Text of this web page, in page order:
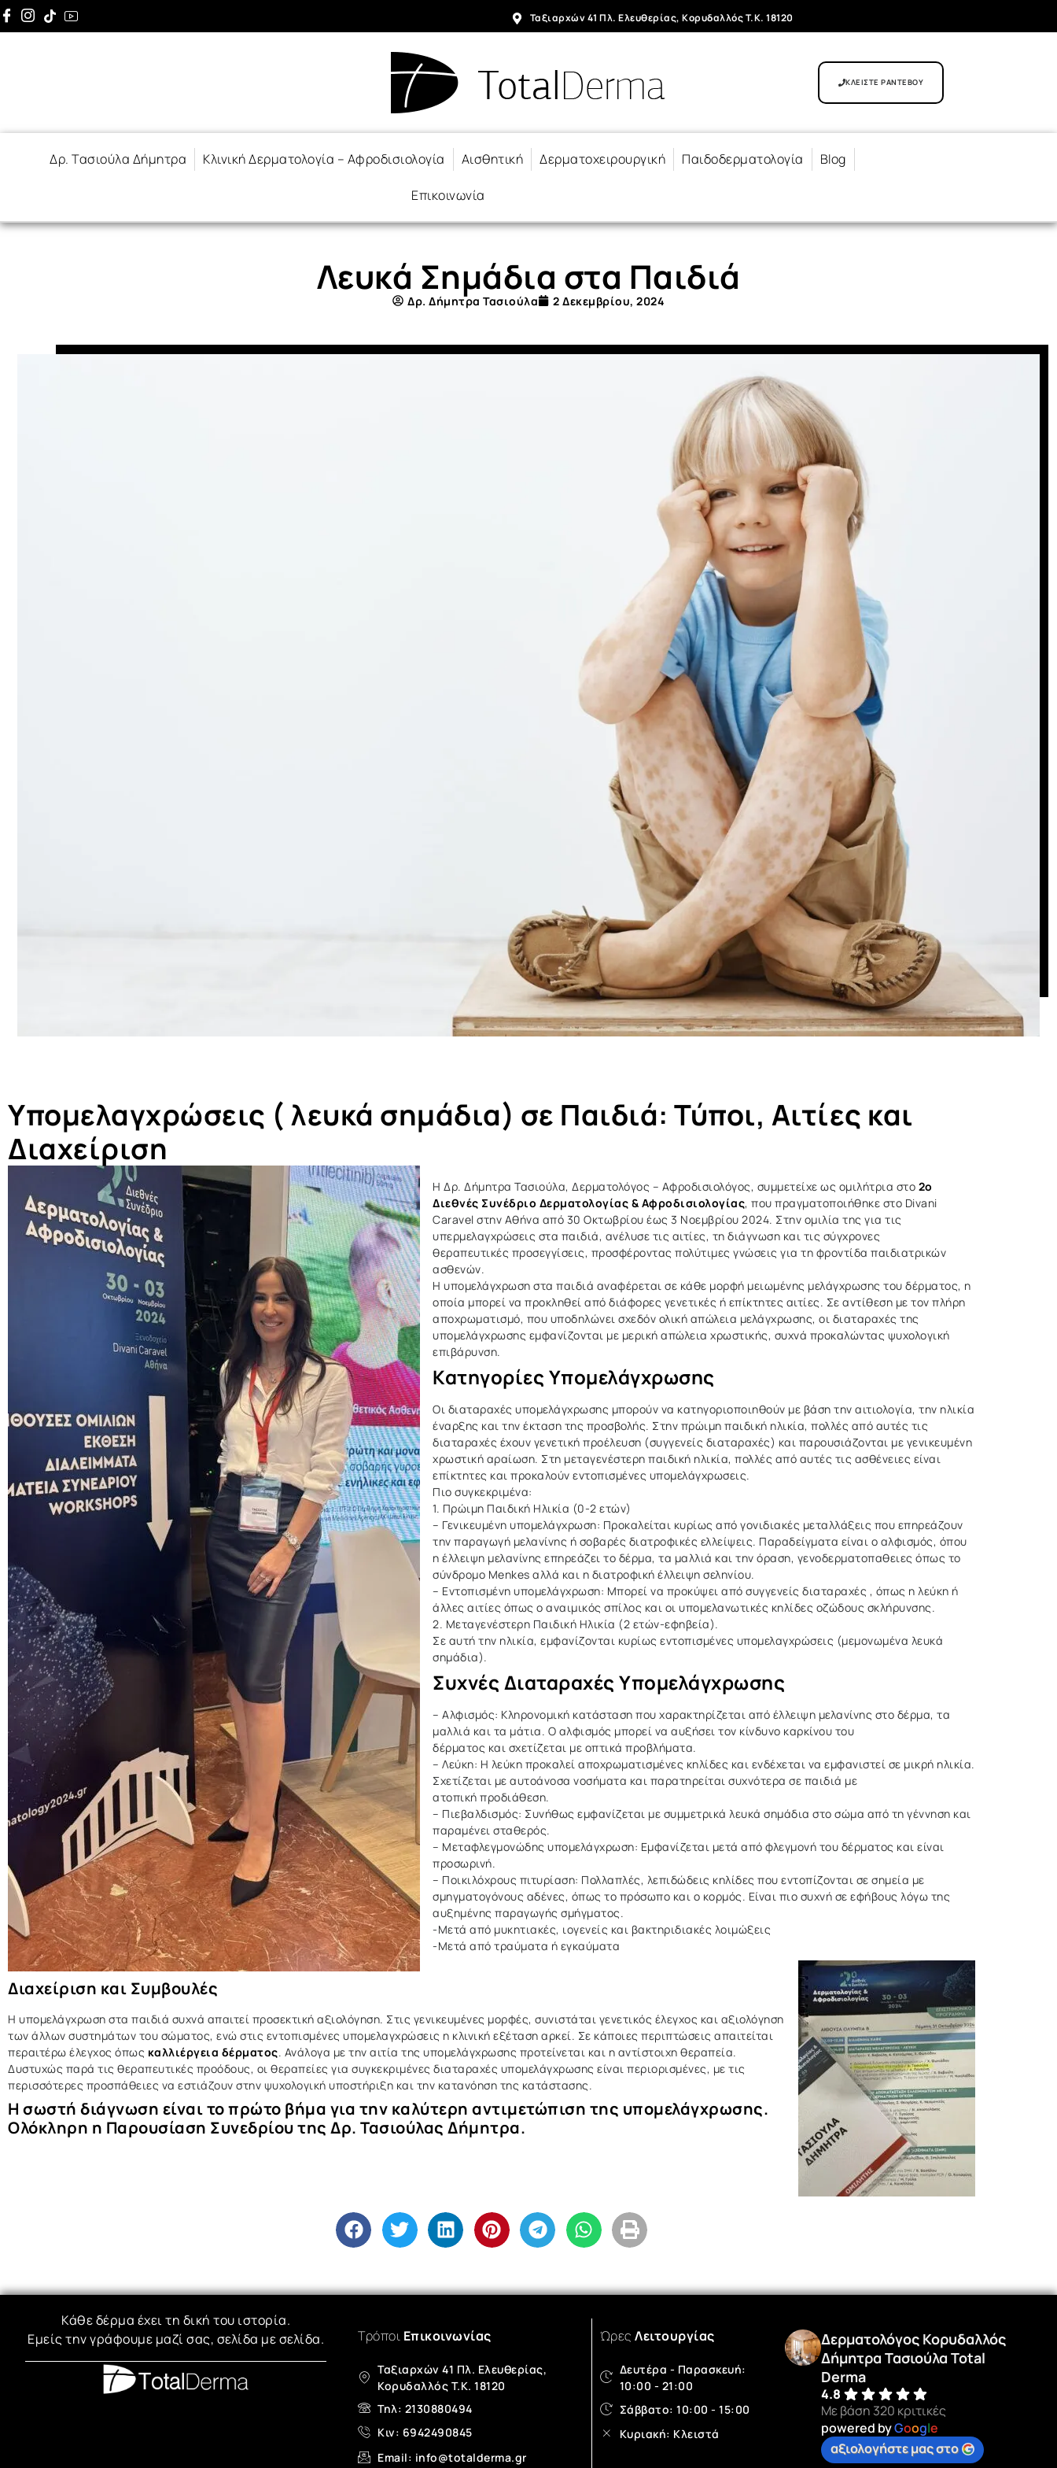
περιεχόμενο
Ταξιαρχών 41 Πλ. Ελευθερίας, Κορυδαλλός T.K. 18120
ΚΛΕΙΣΤΕ ΡΑΝΤΕΒΟΥ
Δρ. Τασιούλα Δήμητρα Κλινική Δερματολογία – Αφροδισιολογία Αισθητική Δερματοχειρουργική Παιδοδερματολογία Blog
Επικοινωνία
Λευκά Σημάδια στα Παιδιά
Δρ. Δήμητρα Τασιούλα 2 Δεκεμβρίου, 2024
Υπομελαγχρώσεις ( λευκά σημάδια) σε Παιδιά: Τύποι, Αιτίες και
Διαχείριση
Η Δρ. Δήμητρα Τασιούλα, Δερματολόγος – Αφροδισιολόγος, συμμετείχε ως ομιλήτρια στο 2ο
Διεθνές Συνέδριο Δερματολογίας & Αφροδισιολογίας, που πραγματοποιήθηκε στο Divani
Caravel στην Αθήνα από 30 Οκτωβρίου έως 3 Νοεμβρίου 2024. Στην ομιλία της για τις
υπερμελαγχρώσεις στα παιδιά, ανέλυσε τις αιτίες, τη διάγνωση και τις σύγχρονες
θεραπευτικές προσεγγίσεις, προσφέροντας πολύτιμες γνώσεις για τη φροντίδα παιδιατρικών
ασθενών.
Η υπομελάγχρωση στα παιδιά αναφέρεται σε κάθε μορφή μειωμένης μελάγχρωσης του δέρματος, η
οποία μπορεί να προκληθεί από διάφορες γενετικές ή επίκτητες αιτίες. Σε αντίθεση με τον πλήρη
αποχρωματισμό, που υποδηλώνει σχεδόν ολική απώλεια μελάγχρωσης, οι διαταραχές της
υπομελάγχρωσης εμφανίζονται με μερική απώλεια χρωστικής, συχνά προκαλώντας ψυχολογική
επιβάρυνση.
Κατηγορίες Υπομελάγχρωσης
Οι διαταραχές υπομελάγχρωσης μπορούν να κατηγοριοποιηθούν με βάση την αιτιολογία, την ηλικία
έναρξης και την έκταση της προσβολής. Στην πρώιμη παιδική ηλικία, πολλές από αυτές τις
διαταραχές έχουν γενετική προέλευση (συγγενείς διαταραχές) και παρουσιάζονται με γενικευμένη
χρωστική αραίωση. Στη μεταγενέστερη παιδική ηλικία, πολλές από αυτές τις ασθένειες είναι
επίκτητες και προκαλούν εντοπισμένες υπομελάγχρωσεις.
Πιο συγκεκριμένα:
1. Πρώιμη Παιδική Ηλικία (0-2 ετών)
– Γενικευμένη υπομελάγχρωση: Προκαλείται κυρίως από γονιδιακές μεταλλάξεις που επηρεάζουν
την παραγωγή μελανίνης ή σοβαρές διατροφικές ελλείψεις. Παραδείγματα είναι ο αλφισμός, όπου
η έλλειψη μελανίνης επηρεάζει το δέρμα, τα μαλλιά και την όραση, γενοδερματοπαθειες όπως το
σύνδρομο Menkes αλλά και η διατροφική έλλειψη σεληνίου.
– Εντοπισμένη υπομελάγχρωση: Μπορεί να προκύψει από συγγενείς διαταραχές , όπως η λεύκη ή
άλλες αιτίες όπως ο αναιμικός σπίλος και οι υπομελανωτικές κηλίδες οζώδους σκλήρυνσης.
2. Μεταγενέστερη Παιδική Ηλικία (2 ετών-εφηβεία).
Σε αυτή την ηλικία, εμφανίζονται κυρίως εντοπισμένες υπομελαγχρώσεις (μεμονωμένα λευκά
σημάδια).
Συχνές Διαταραχές Υπομελάγχρωσης
– Αλφισμός: Κληρονομική κατάσταση που χαρακτηρίζεται από έλλειψη μελανίνης στο δέρμα, τα
μαλλιά και τα μάτια. Ο αλφισμός μπορεί να αυξήσει τον κίνδυνο καρκίνου του
δέρματος και σχετίζεται με οπτικά προβλήματα.
– Λεύκη: Η λεύκη προκαλεί αποχρωματισμένες κηλίδες και ενδέχεται να εμφανιστεί σε μικρή ηλικία.
Σχετίζεται με αυτοάνοσα νοσήματα και παρατηρείται συχνότερα σε παιδιά με
ατοπική προδιάθεση.
– Πιεβαλδισμός: Συνήθως εμφανίζεται με συμμετρικά λευκά σημάδια στο σώμα από τη γέννηση και
παραμένει σταθερός.
– Μεταφλεγμονώδης υπομελάγχρωση: Εμφανίζεται μετά από φλεγμονή του δέρματος και είναι
προσωρινή.
– Ποικιλόχρους πιτυρίαση: Πολλαπλές, λεπιδώδεις κηλίδες που εντοπίζονται σε σημεία με
σμηγματογόνους αδένες, όπως το πρόσωπο και ο κορμός. Είναι πιο συχνή σε εφήβους λόγω της
αυξημένης παραγωγής σμήγματος.
-Μετά από μυκητιακές, ιογενείς και βακτηριδιακές λοιμώξεις
-Μετά από τραύματα ή εγκαύματα
Διαχείριση και Συμβουλές
Η υπομελάγχρωση στα παιδιά συχνά απαιτεί προσεκτική αξιολόγηση. Στις γενικευμένες μορφές, συνιστάται γενετικός έλεγχος και αξιολόγηση
των άλλων συστημάτων του σώματος, ενώ στις εντοπισμένες υπομελαγχρώσεις η κλινική εξέταση αρκεί. Σε κάποιες περιπτώσεις απαιτείται
περαιτέρω έλεγχος όπως καλλιέργεια δέρματος. Ανάλογα με την αιτία της υπομελάγχρωσης προτείνεται και η αντίστοιχη θεραπεία.
Δυστυχώς παρά τις θεραπευτικές προόδους, οι θεραπείες για συγκεκριμένες διαταραχές υπομελάγχρωσης είναι περιορισμένες, με τις
περισσότερες προσπάθειες να εστιάζουν στην ψυχολογική υποστήριξη και την κατανόηση της κατάστασης.
Η σωστή διάγνωση είναι το πρώτο βήμα για την καλύτερη αντιμετώπιση της υπομελάγχρωσης.
Ολόκληρη η Παρουσίαση Συνεδρίουτης Δρ. Τασιούλας Δήμητρα.
Κάθε δέρμα έχει τη δική του ιστορία.
Εμείς την γράφουμε μαζί σας, σελίδα με σελίδα.
Τρόποι Επικοινωνίας
Ταξιαρχών 41 Πλ. Ελευθερίας,
Κορυδαλλός T.K. 18120
Τηλ: 2130880494
Κιν: 6942490845
Email: info@totalderma.gr
ΏρεςΛειτουργίας
Δευτέρα - Παρασκευή:
10:00 - 21:00
Σάββατο: 10:00 - 15:00
Κυριακή: Κλειστά
Δερματολόγος Κορυδαλλός
Δήμητρα Τασιούλα Total
Derma
4.8
Με βάση 320 κριτικές
powered byGoogle
αξιολογήστε μας στο